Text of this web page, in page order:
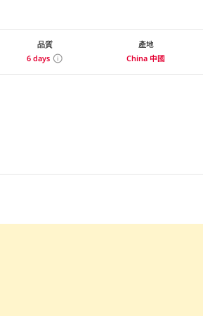
品質
6 days
產地
China 中國